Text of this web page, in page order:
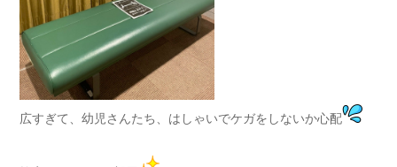
広すぎて、幼児さんたち、はしゃいでケガをしないか心配